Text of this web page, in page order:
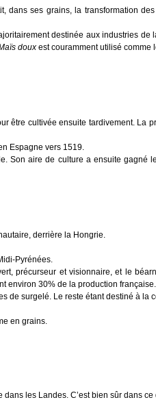
dans ses grains, la transformation
destinée aux industries de
douxest couramment utilisé comme
être cultivée ensuite tardivement. La
Espagne vers 1519.
Son aire de culture a ensuite gagné
derrière la Hongrie.
Pyrénées.
précurseur et visionnaire, et le
environ 30% de la production française.
de surgelé. Le reste étant destiné à la
en grains.
dans les Landes. C’est bien sûr dans